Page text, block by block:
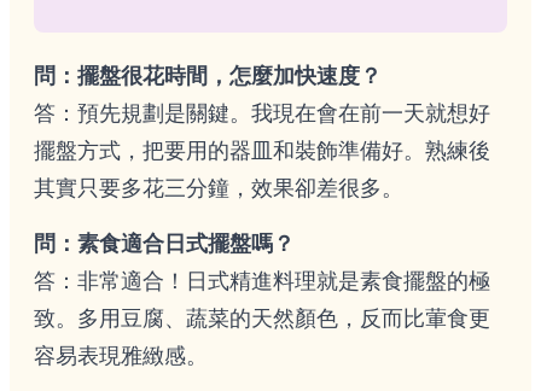
問：擺盤很花時間，怎麼加快速度？
答：預先規劃是關鍵。我現在會在前一天就想好
擺盤方式，把要用的器皿和裝飾準備好。熟練後
其實只要多花三分鐘，效果卻差很多。
問：素食適合日式擺盤嗎？
答：非常適合！日式精進料理就是素食擺盤的極
致。多用豆腐、蔬菜的天然顏色，反而比葷食更
容易表現雅緻感。